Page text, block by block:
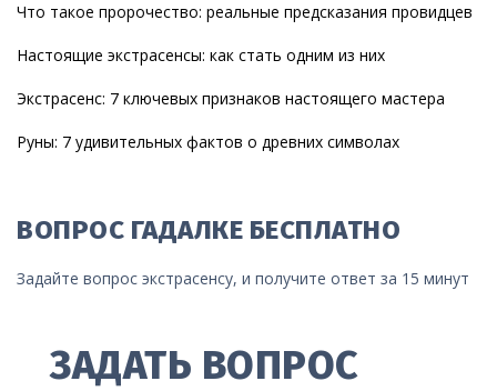
Что такое пророчество: реальные предсказания провидцев
Настоящие экстрасенсы: как стать одним из них
Экстрасенс: 7 ключевых признаков настоящего мастера
Руны: 7 удивительных фактов о древних символах
ВОПРОС ГАДАЛКЕ БЕСПЛАТНО
Задайте вопрос экстрасенсу, и получите ответ за 15 минут
ЗАДАТЬ ВОПРОС